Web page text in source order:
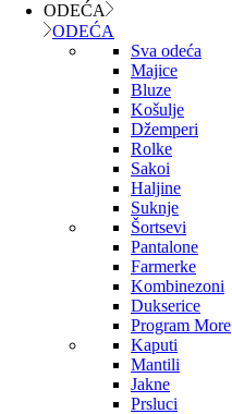
ODEĆA
ODEĆA
Sva odeća
Majice
Bluze
Košulje
Džemperi
Rolke
Sakoi
Haljine
Suknje
Šortsevi
Pantalone
Farmerke
Kombinezoni
Dukserice
Program More
Kaputi
Mantili
Jakne
Prsluci